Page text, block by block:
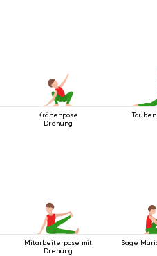
Krähenpose
Drehung
Mitarbeiterpose mit
Drehung
Sage